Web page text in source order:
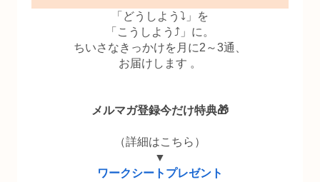
「どうしよう⤵」を
「こうしよう⤴」に。
ちいさなきっかけを月に2～3通、
お届けします 。
メルマガ登録今だけ特典🎁
（詳細はこちら）
▼
ワークシートプレゼント